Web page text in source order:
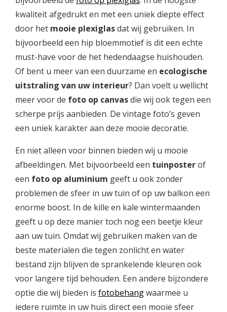
kwaliteit afgedrukt en met een uniek diepte effect
door het mooie plexiglasdat wij gebruiken. In
bijvoorbeeld een hip bloemmotief is dit een echte
must-have voor de het hedendaagse huishouden.
Of bent u meer van een duurzame en ecologische
uitstraling van uw interieur? Dan voelt u wellicht
meer voor de foto op canvasdie wij ook tegen een
scherpe prijs aanbieden. De vintage foto’s geven
een uniek karakter aan deze mooie decoratie.
En niet alleen voor binnen bieden wij u mooie
afbeeldingen. Met bijvoorbeeld een tuinposterof
een foto op aluminium geeft u ook zonder
problemen de sfeer in uw tuin of op uw balkon een
enorme boost. In de kille en kale wintermaanden
geeft u op deze manier toch nog een beetje kleur
aan uw tuin. Omdat wij gebruiken maken van de
beste materialen die tegen zonlicht en water
bestand zijn blijven de sprankelende kleuren ook
voor langere tijd behouden. Een andere bijzondere
optie die wij bieden is fotobehangwaarmee u
iedere ruimte in uw huis direct een mooie sfeer